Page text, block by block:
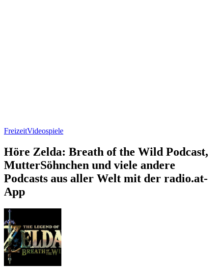
FreizeitVideospiele
Höre Zelda: Breath of the Wild Podcast,
MutterSöhnchen und viele andere
Podcasts aus aller Welt mit der radio.at-
App